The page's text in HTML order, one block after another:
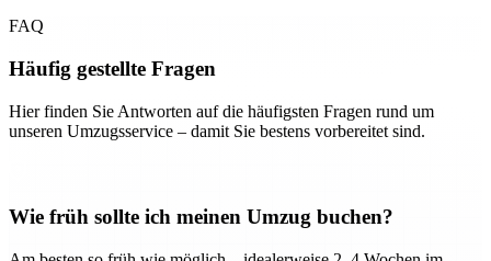
FAQ
Häufig gestellte Fragen
Hier finden Sie Antworten auf die häufigsten Fragen rund um
unseren Umzugsservice – damit Sie bestens vorbereitet sind.
Wie früh sollte ich meinen Umzug buchen?